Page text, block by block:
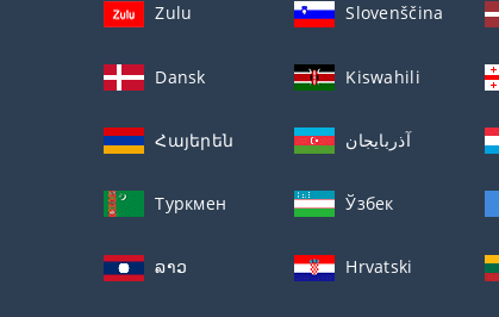
Zulu Slovenščina
Dansk Kiswahili
Հայերեն آذربايجان
Туркмен Ўзбек
ລາວ Hrvatski